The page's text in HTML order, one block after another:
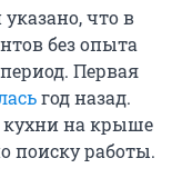
что в
без опыта
Первая
год назад.
кухни на крыше
поиску работы.